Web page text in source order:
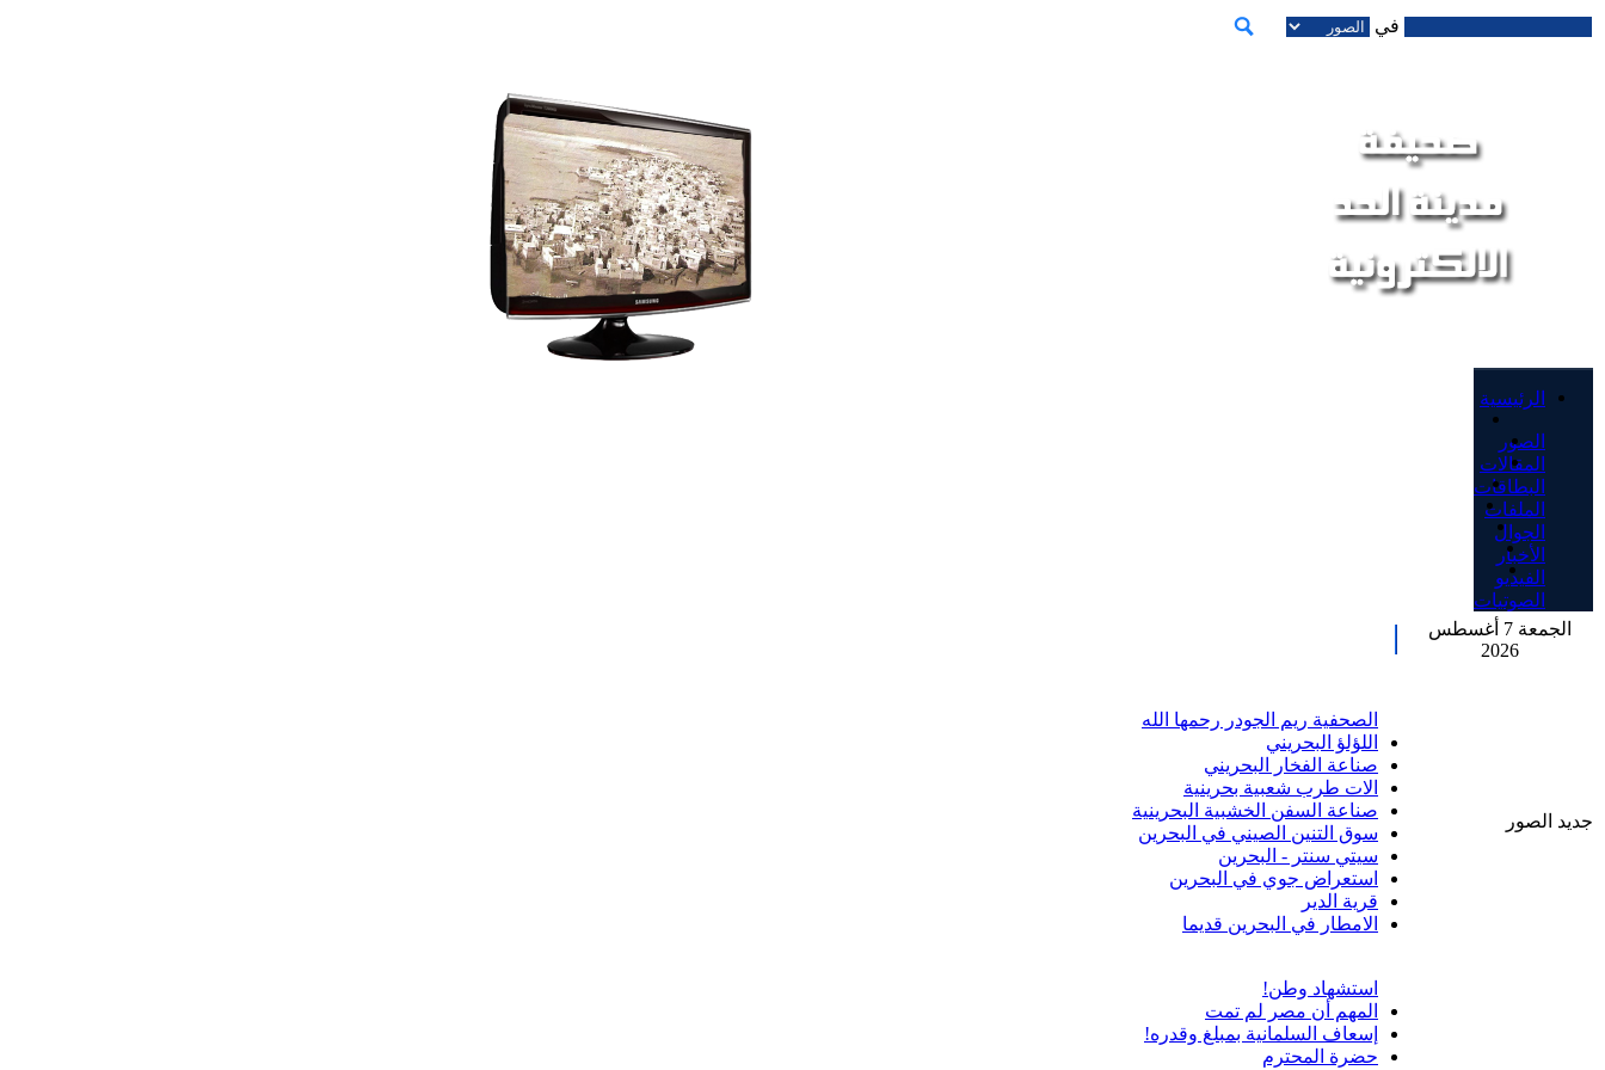
في
الرئيسية
الصور
المقالات
البطاقات
الملفات
الجوال
الأخبار
الفيديو
الصوتيات
الجمعة 7 أغسطس
2026
جديد الصور
الصحفية ريم الجودر رحمها الله
اللؤلؤ البحريني
صناعة الفخار البحريني
الات طرب شعبية بحرينية
صناعة السفن الخشبية البحرينية
سوق التنين الصيني في البحرين
سيتي سنتر - البحرين
استعراض جوي في البحرين
قرية الدير
الامطار في البحرين قديما
استشهاد وطن!
المهم أن مصر لم تمت
إسعاف السلمانية بمبلغ وقدره!
حضرة المحترم